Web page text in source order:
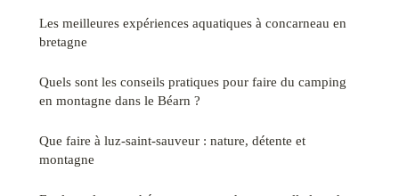
Les meilleures expériences aquatiques à concarneau en
bretagne
Quels sont les conseils pratiques pour faire du camping
en montagne dans le Béarn ?
Que faire à luz-saint-sauveur : nature, détente et
montagne